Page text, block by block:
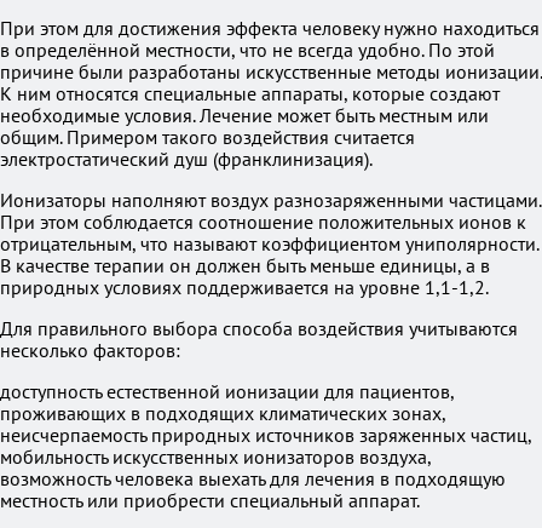
При этом для достижения эффекта человеку нужно находиться
в определённой местности, что не всегда удобно. По этой
причине были разработаны искусственные методы ионизации.
К ним относятся специальные аппараты, которые создают
необходимые условия. Лечение может быть местным или
общим. Примером такого воздействия считается
электростатический душ (франклинизация).
Ионизаторы наполняют воздух разнозаряженными частицами.
При этом соблюдается соотношение положительных ионов к
отрицательным, что называют коэффициентом униполярности.
В качестве терапии он должен быть меньше единицы, а в
природных условиях поддерживается на уровне 1,1-1,2.
Для правильного выбора способа воздействия учитываются
несколько факторов:
доступность естественной ионизации для пациентов,
проживающих в подходящих климатических зонах,
неисчерпаемость природных источников заряженных частиц,
мобильность искусственных ионизаторов воздуха,
возможность человека выехать для лечения в подходящую
местность или приобрести специальный аппарат.